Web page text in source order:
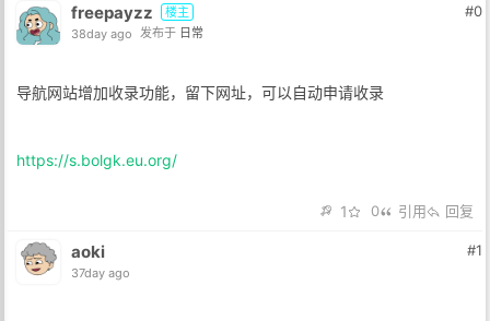
freepayzz
楼主
38day ago 发布于 日常
#0
导航网站增加收录功能，留下网址，可以自动申请收录
https://s.bolgk.eu.org/
1 0 引用 回复
aoki
37day ago
#1